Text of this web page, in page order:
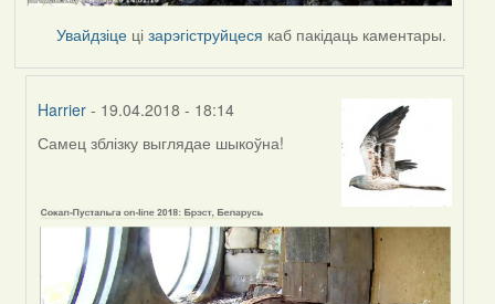
Увайдзіце цізарэгіструйцеся каб пакідаць каментары.
Harrier - 19.04.2018 - 18:14
In
by
Harrier
Самец зблізку выглядае шыкоўна!